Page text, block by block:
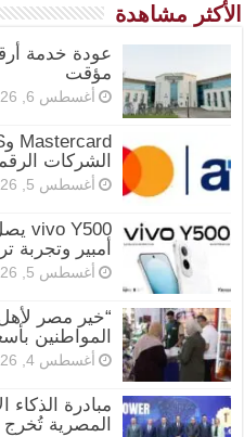
الأكثر مشاهدة
مؤقت
أغسطس 6, 2026
الشركات
أغسطس 5, 2026
أمبير وتجربة
أغسطس 5, 2026
“خير مصر
المواطنين
أغسطس 4, 2026
مبادرة
المصرية تُخرج 1090 طالبًا بمشروعات مبتكرة